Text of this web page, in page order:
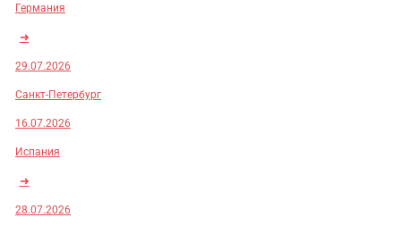
Германия
➜
29.07.2026
Санкт-Петербург
16.07.2026
Испания
➜
28.07.2026